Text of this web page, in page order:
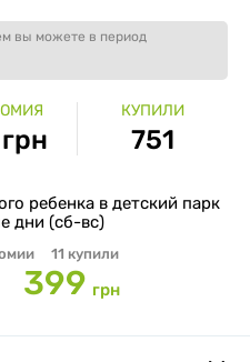
вы можете в период
КУПИЛИ
751
ребенка в детский парк
дни (сб-вс)
11 купили
399 грн